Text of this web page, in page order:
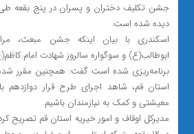
جشن تکلیف دختران و پسران در پنج بقعه
دیده شده است.
اسکندری با بیان اینکه جشن مبعث،
ابوطالب(ع) و سوگواره سالروز شهادت امام
استان قم، شاهد اجرای طرح قرار دوازدهم
معیشتی و کمک به نیازمندان باشیم.
مدیرکل اوقاف و امور خیریه استان قم تصریح